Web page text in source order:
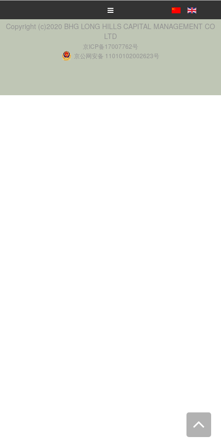
Copyright (c)2020 BHG LONG HILLS CAPITAL MANAGEMENT CO
LTD
京ICP备17007762号
京公网安备 11010102002623号